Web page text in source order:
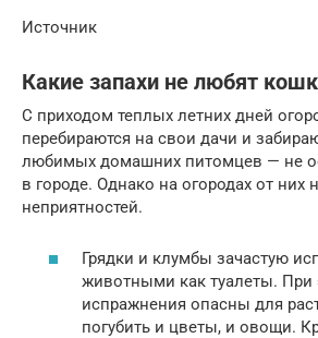
Источник
Какие запахи не любят
С приходом теплых летних дней
перебираются на свои дачи и
любимых домашних питомцев — не
в городе. Однако на огородах от них
неприятностей.
Грядки и клумбы зачастую
животными как туалеты. При
испражнения опасны для
погубить и цветы, и овощи.